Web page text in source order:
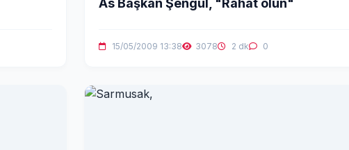
As Başkan Şengül, "Rahat olun"
15/05/2009 13:38 3078 2 dk 0